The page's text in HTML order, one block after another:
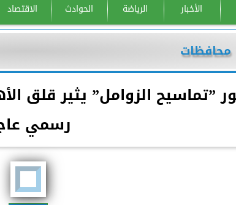
الأخبار الرياضة الحوادث الاقتصاد
محافظات
”تماسيح الزوامل” يثير قلق
رسمي